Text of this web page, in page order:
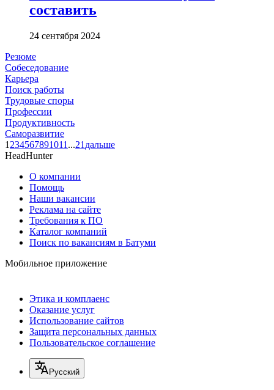
составить
24 сентября 2024
Резюме
Собеседование
Карьера
Поиск работы
Трудовые споры
Профессии
Продуктивность
Саморазвитие
1 234567891011 ...21 дальше
HeadHunter
О компании
Помощь
Наши вакансии
Реклама на сайте
Требования к ПО
Каталог компаний
Поиск по вакансиям в Батуми
Мобильное приложение
Этика и комплаенс
Оказание услуг
Использование сайтов
Защита персональных данных
Пользовательское соглашение
Русский